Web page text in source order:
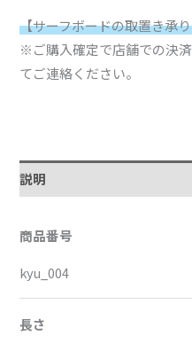
【サーフボードの取置き承
※ご購入確定で店舗での決
てご連絡ください。
説明
商品番号
kyu_004
長さ